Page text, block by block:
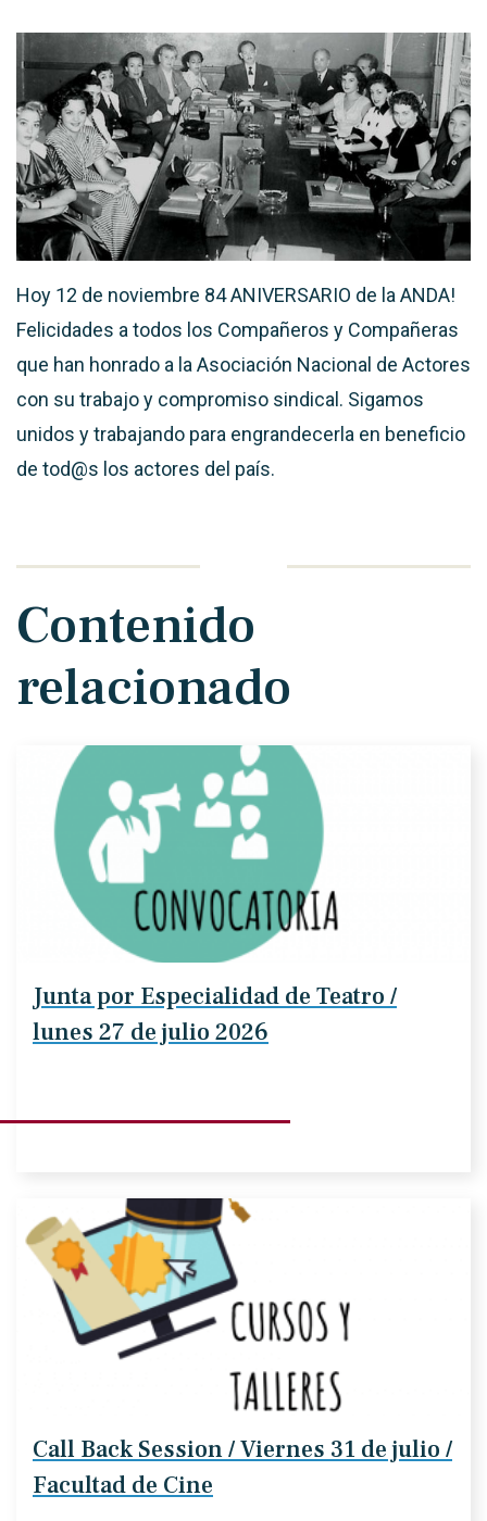
Hoy 12 de noviembre 84 ANIVERSARIO de la ANDA!
Felicidades a todos los Compañeros y Compañeras
que han honrado a la Asociación Nacional de Actores
con su trabajo y compromiso sindical. Sigamos
unidos y trabajando para engrandecerla en beneficio
de tod@s los actores del país.
Contenido
relacionado
Junta por Especialidad de Teatro /
lunes 27 de julio 2026
Call Back Session / Viernes 31 de julio /
Facultad de Cine